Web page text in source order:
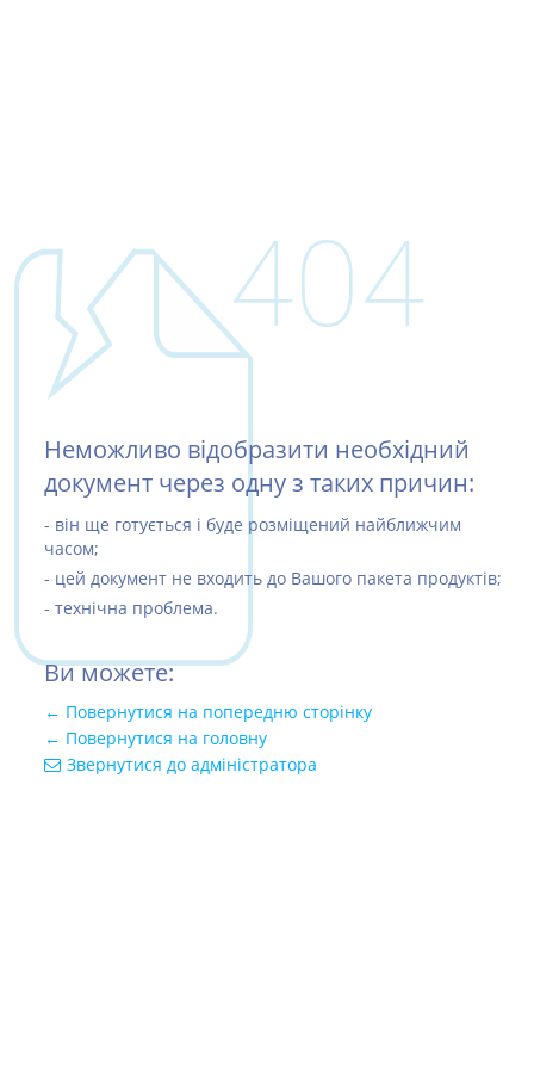
404
Неможливо відобразити необхідний
документ через одну з таких причин:
- він ще готується і буде розміщений найближчим
часом;
- цей документ не входить до Вашого пакета продуктів;
- технічна проблема.
Ви можете:
← Повернутися на попередню сторінку
← Повернутися на головну
Звернутися до адміністратора